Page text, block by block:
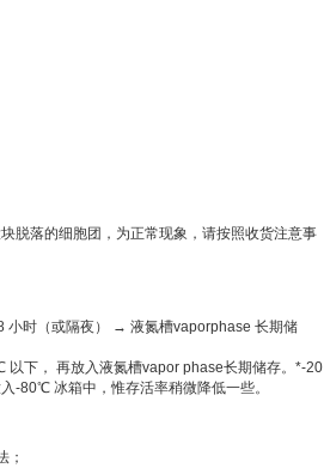
脱落的细胞团，为正常现象，请按照收货注意事
时（或隔夜） → 液氮槽vaporphase 长期储
下， 再放入液氮槽vapor phase长期储存。*-20
-80℃ 冰箱中，惟存活率稍微降低一些。
；